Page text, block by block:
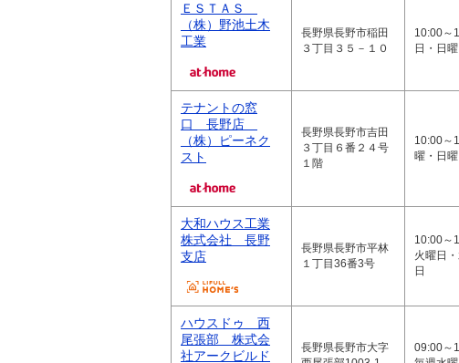
ＥＳＴＡＳ
（株）野池土木
工業
長野県長野市稲田
３丁目３５－１０
10:00
日・日
テナントの窓
口 長野店
（株）ピーネク
スト
長野県長野市吉田
３丁目６番２４号
１階
10:00
曜・日曜
大和ハウス工業
株式会社 長野
支店
長野県長野市平林
１丁目36番3号
10:00～
火曜日
日
ハウスドゥ 西
尾張部 株式会
社アークビルド
長野県長野市大字
09:00～